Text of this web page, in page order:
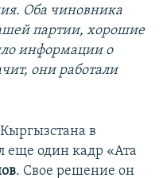
Оба чиновника
партии, хорошие
информации о
они работали
в
еще один кадр «Ата
. Свое решение он